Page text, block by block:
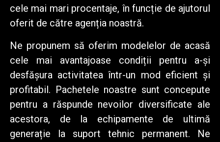
cele mai mari procentaje, în funcție de ajutorul
oferit de către agenția noastră.
Ne propunem să oferim modelelor de acasă
cele mai avantajoase condiții pentru a-și
desfășura activitatea într-un mod eficient și
profitabil. Pachetele noastre sunt concepute
pentru a răspunde nevoilor diversificate ale
acestora, de la echipamente de ultimă
generație la suport tehnic permanent. Ne